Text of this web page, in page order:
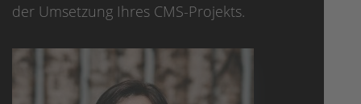
der Umsetzung Ihres CMS-Projekts.